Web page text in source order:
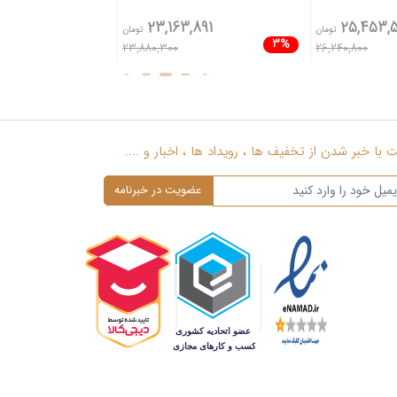
تومان
26,240,800
3%
23,163,891 تومان
23,880,300
با خبر شدن از تخفیف ها ، رویداد ها ، اخبار و ....